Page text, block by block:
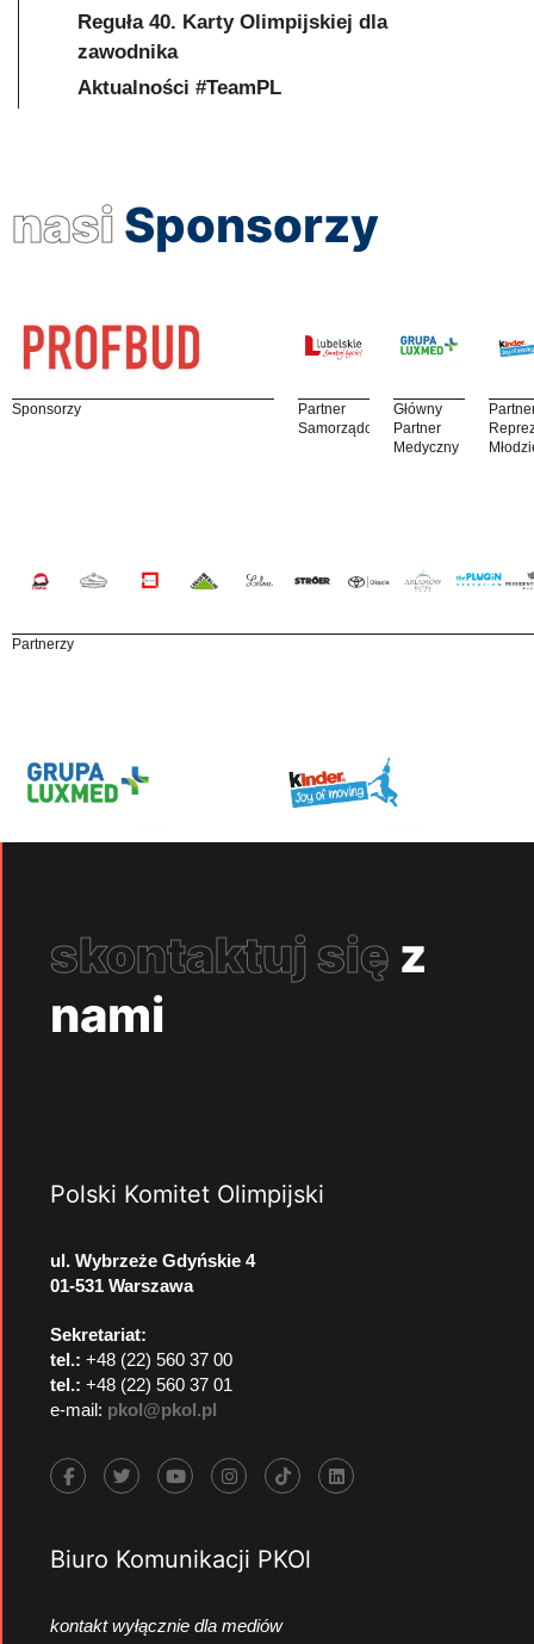
Reguła 40. Karty Olimpijskiej dla
zawodnika
Aktualności #TeamPL
nasi Sponsorzy
Sponsorzy
Partner
Samorządowy
Główny
Partner
Medyczny
Partnerzy
skontaktuj się z
nami
Polski Komitet Olimpijski
ul. Wybrzeże Gdyńskie 4
01-531 Warszawa
Sekretariat:
tel.: +48 (22) 560 37 00
tel.: +48 (22) 560 37 01
e-mail: pkol@pkol.pl
Biuro Komunikacji PKOl
kontakt wyłącznie dla mediów